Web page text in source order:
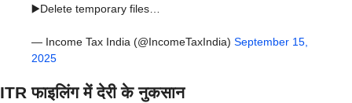
▶️Delete temporary files…
— Income Tax India (@IncomeTaxIndia) September 15,
2025
ITR फाइलिंग में देरी के नुकसान